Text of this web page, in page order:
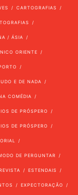
CARTOGRAFIAS
/ ÁSIA
ORIENTE
E DE NADA
COMÉDIA
DE PRÓSPERO
DE PRÓSPERO
DE PERGUNTAR
ESTENDAIS
EXPECTORAÇÃO